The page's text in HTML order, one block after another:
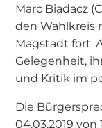
Marc Biadacz
den Wahlkreis
Magstadt fort.
Gelegenheit,
und Kritik im
Die
04.03.2019 von